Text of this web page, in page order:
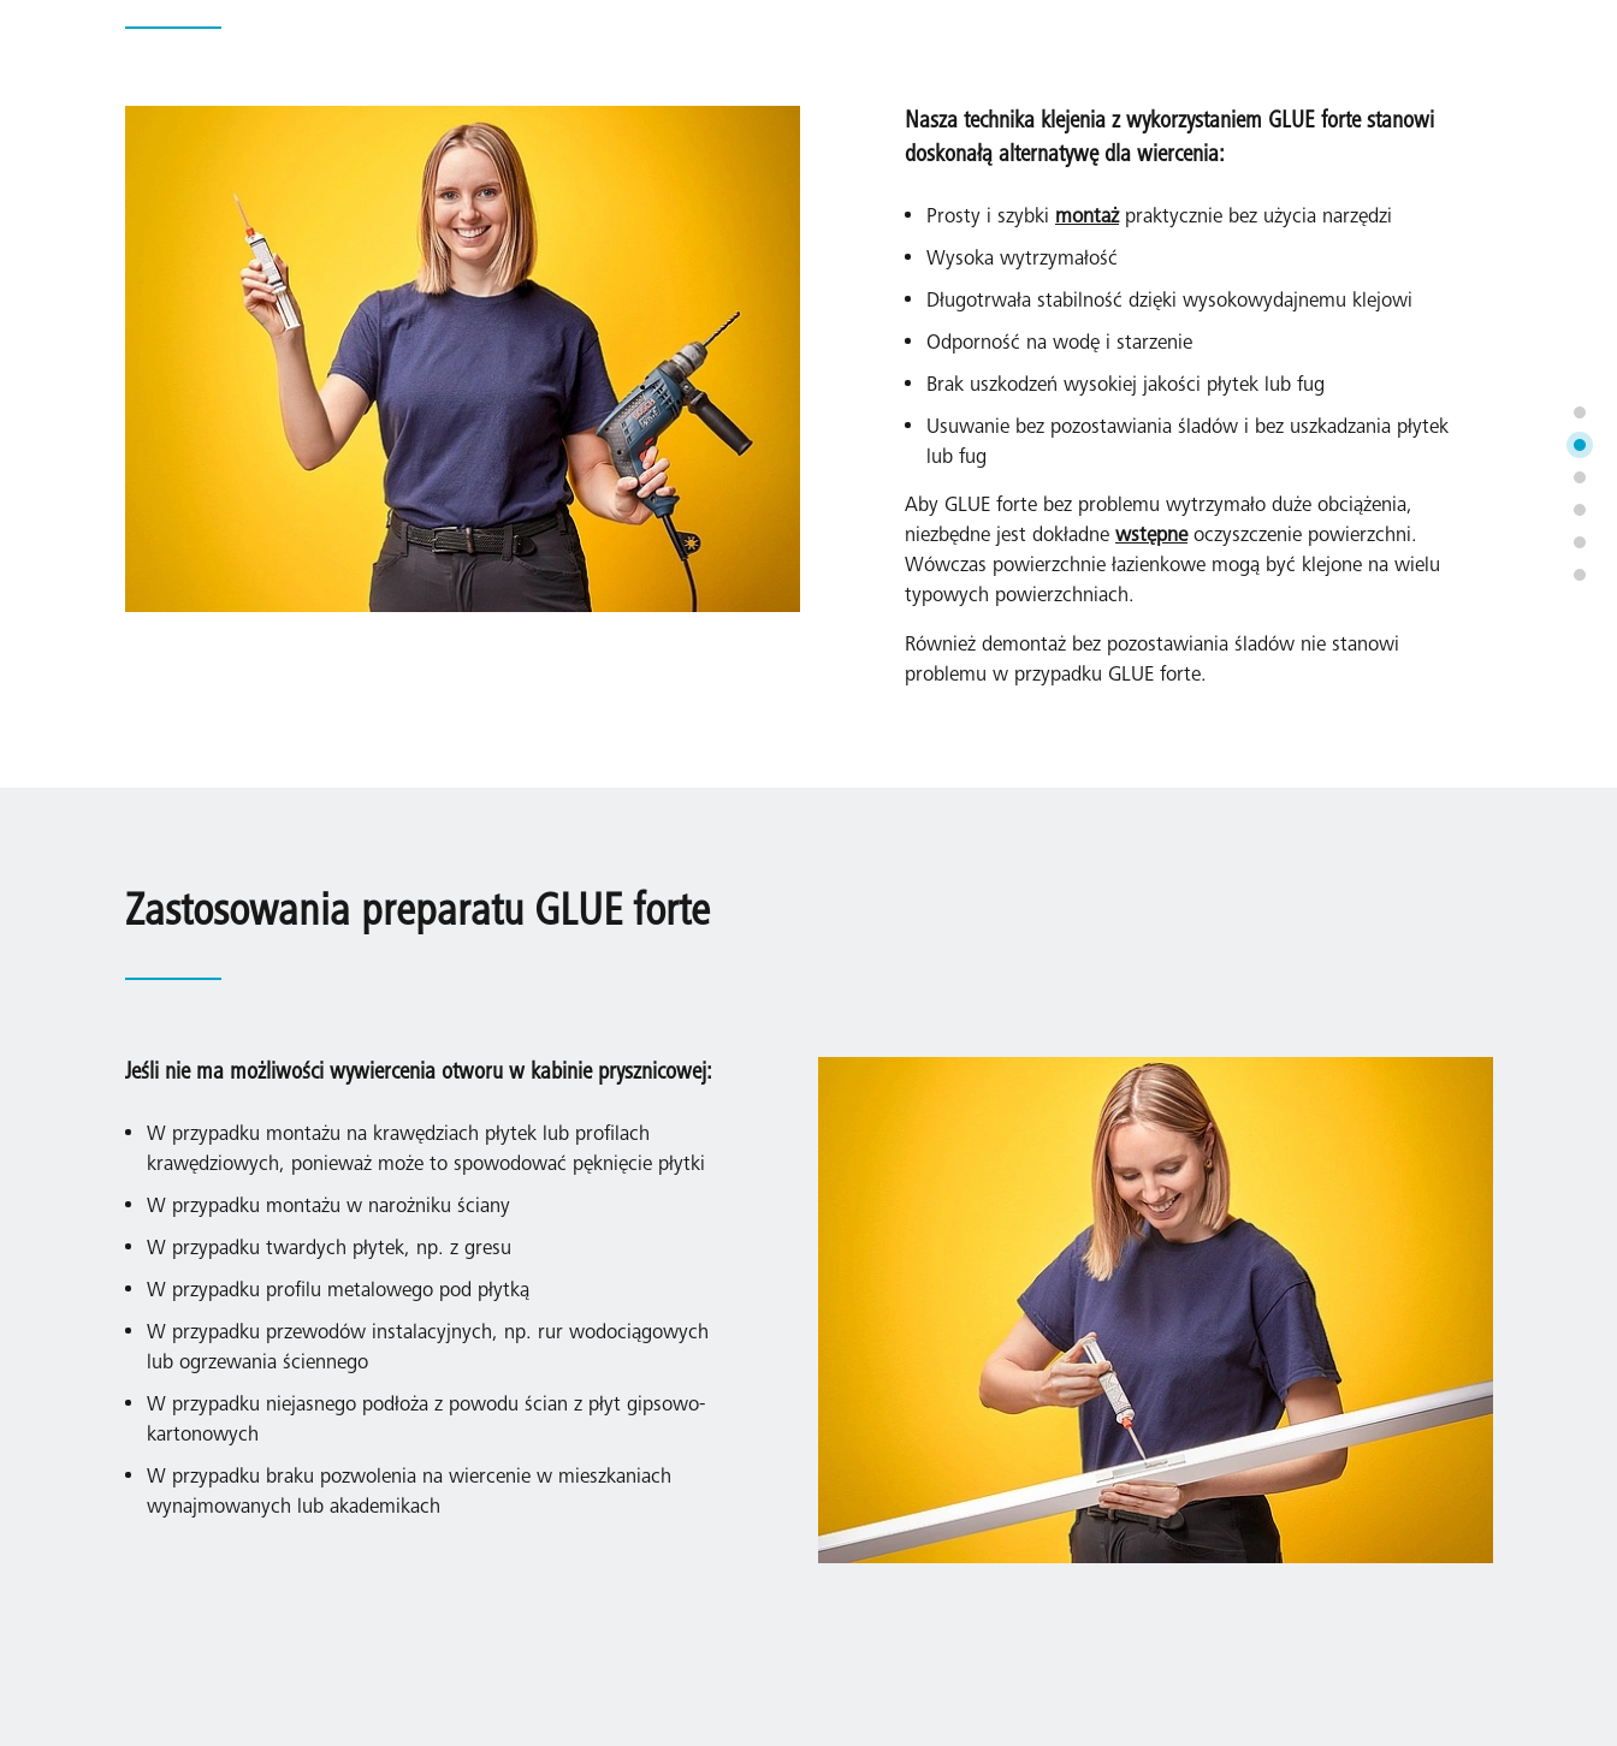
Nasza technika klejenia z wykorzystaniem GLUE forte stanowi
doskonałą alternatywę dla wiercenia:
Prosty i szybki montażpraktycznie bez użycia narzędzi
Wysoka wytrzymałość
Długotrwała stabilność dzięki wysokowydajnemu klejowi
Odporność na wodę i starzenie
Brak uszkodzeń wysokiej jakości płytek lub fug
Usuwanie bez pozostawiania śladów i bez uszkadzania płytek
lub fug
Aby GLUE forte bez problemu wytrzymało duże obciążenia,
niezbędne jest dokładne wstępneoczyszczenie powierzchni.
Wówczas powierzchnie łazienkowe mogą być klejone na wielu
typowych powierzchniach.
Również demontaż bez pozostawiania śladów nie stanowi
problemu w przypadku GLUE forte.
Zastosowania preparatu GLUE forte
Jeśli nie ma możliwości wywiercenia otworu w kabinie prysznicowej:
W przypadku montażu na krawędziach płytek lub profilach
krawędziowych, ponieważ może to spowodować pęknięcie płytki
W przypadku montażu w narożniku ściany
W przypadku twardych płytek, np. z gresu
W przypadku profilu metalowego pod płytką
W przypadku przewodów instalacyjnych, np. rur wodociągowych
lub ogrzewania ściennego
W przypadku niejasnego podłoża z powodu ścian z płyt gipsowo-
kartonowych
W przypadku braku pozwolenia na wiercenie w mieszkaniach
wynajmowanych lub akademikach